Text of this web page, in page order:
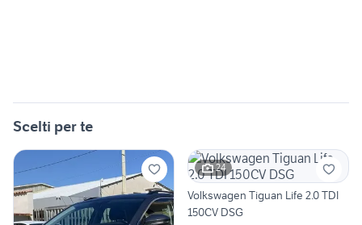
Scelti per te
24
Volkswagen Tiguan Life 2.0 TDI
150CV DSG